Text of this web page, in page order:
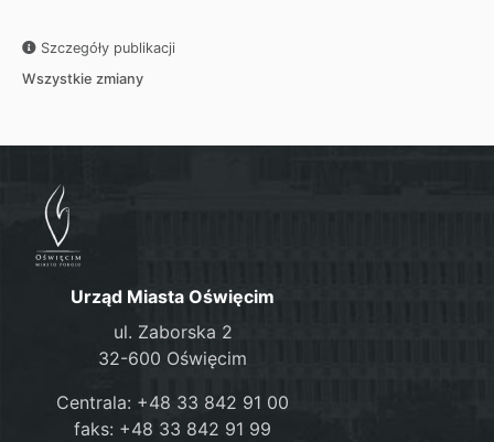
Szczegóły publikacji
Wszystkie zmiany
Urząd Miasta Oświęcim
ul. Zaborska 2
32-600 Oświęcim
Centrala: +48 33 842 91 00
faks: +48 33 842 91 99